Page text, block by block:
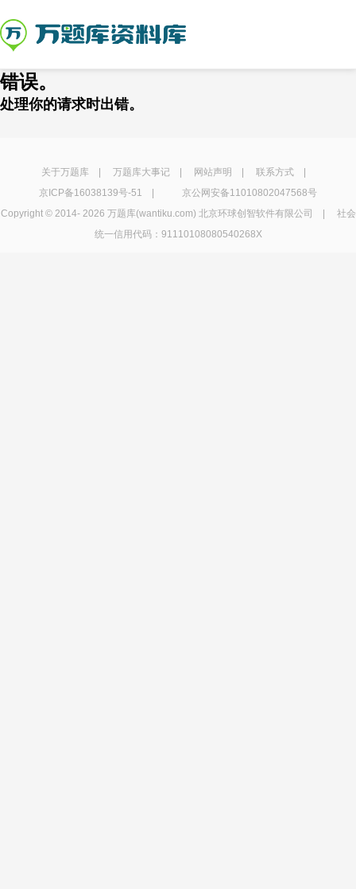
错误。
处理你的请求时出错。
关于万题库| 万题库大事记| 网站声明 联系方式|
京ICP备16038139号-51
京公网安备11010802047568号
Copyright © 2014- 2026 万题库(wantiku.com) 北京环球创智软件有限公司 | 社会
统一信用代码：91110108080540268X